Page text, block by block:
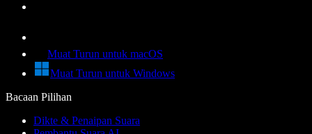
Muat Turun untuk macOS
Muat Turun untuk Windows
Bacaan Pilihan
Dikte & Penaipan Suara